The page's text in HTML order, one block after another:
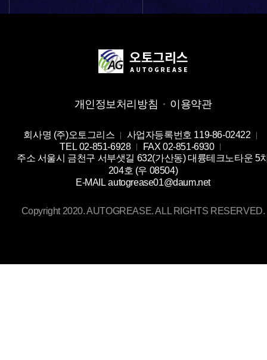
개인정보처리방침 이용약관
회사명 (주)오토그리스 사업자등록번호 119-86-02422
TEL 02-851-6928 FAX 02-851-6930
주소 서울시 금천구 서부샛길 632(가산동) 대륭테크노타운 5
204호 (우 08504)
E-MAIL autogrease01@daum.net
Copyright 2020. AUTOGREASE. ALL RIGHTS RESERVED.